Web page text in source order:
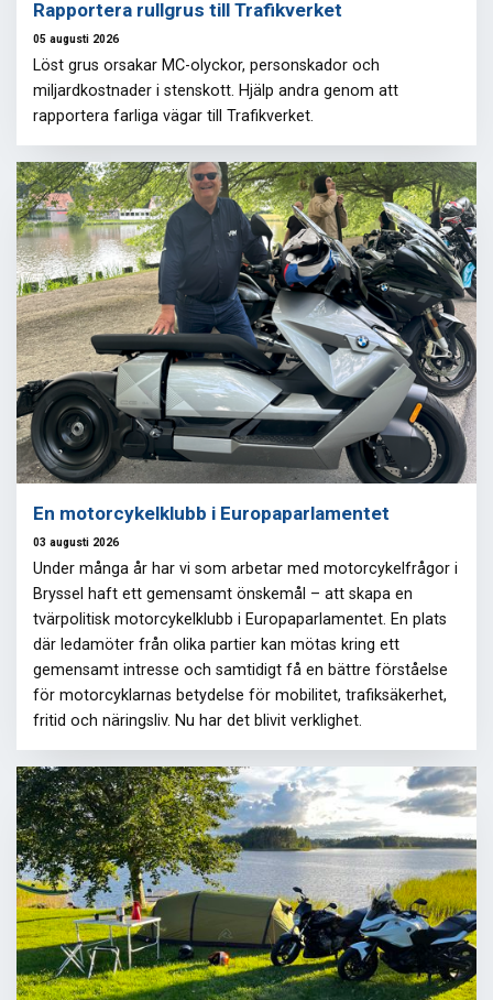
Rapportera rullgrus till Trafikverket
05 augusti 2026
Löst grus orsakar MC-olyckor, personskador och
miljardkostnader i stenskott. Hjälp andra genom att
rapportera farliga vägar till Trafikverket.
En motorcykelklubb i Europaparlamentet
03 augusti 2026
Under många år har vi som arbetar med motorcykelfrågor i
Bryssel haft ett gemensamt önskemål – att skapa en
tvärpolitisk motorcykelklubb i Europaparlamentet. En plats
där ledamöter från olika partier kan mötas kring ett
gemensamt intresse och samtidigt få en bättre förståelse
för motorcyklarnas betydelse för mobilitet, trafiksäkerhet,
fritid och näringsliv. Nu har det blivit verklighet.